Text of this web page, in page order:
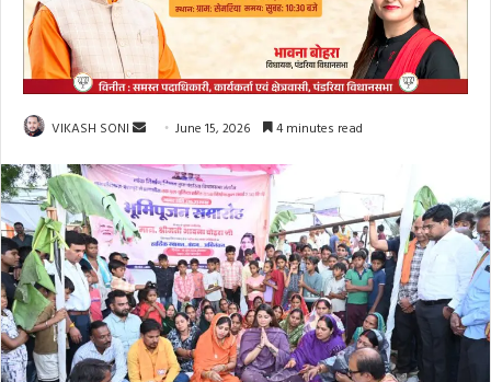
VIKASH SONI
Send
email
June 15, 2026 4 minutes read